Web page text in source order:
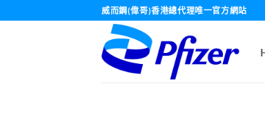
to
威而鋼(偉哥)香港總代理唯一官方網站